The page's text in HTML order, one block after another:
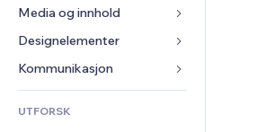
Sosiale medier
SEO
Engasjement
Nettstedsoppføringer
E-post
Selg-knapper
Nettkurs
On-demand-utskrift
Regnskap
Kuponger og fordelsprogram
Hoteller
Arrangementer
Restauranter
Eiendom
Bookinger
Media og innhold
Galleri
Musikk
Podkaster
Fotografi
Designelementer
Kart og navigasjon
Personvern og sikkerhet
Klokke
Skjemaer
UTFORSK